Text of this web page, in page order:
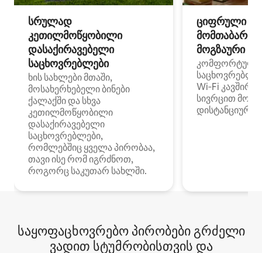
სრულად
კეთილმოწყობილი
დასაქირავებელი
საცხოვრებლები
ხის სახლები მთაში,
მოსახერხებელი ბინები
ქალაქში და სხვა
კეთილმოწყობილი
დასაქირავებელი
საცხოვრებლები,
რომლებშიც ყველა პირობაა,
თავი ისე რომ იგრძნოთ,
როგორც საკუთარ სახლში.
ციფრული
მოგზაური
კომფორტული
Wi‑Fi
სივრცით
დისტანციური
საყოფაცხოვრებო პირობები გრძელი
ვადით სტუმრობისთვის და